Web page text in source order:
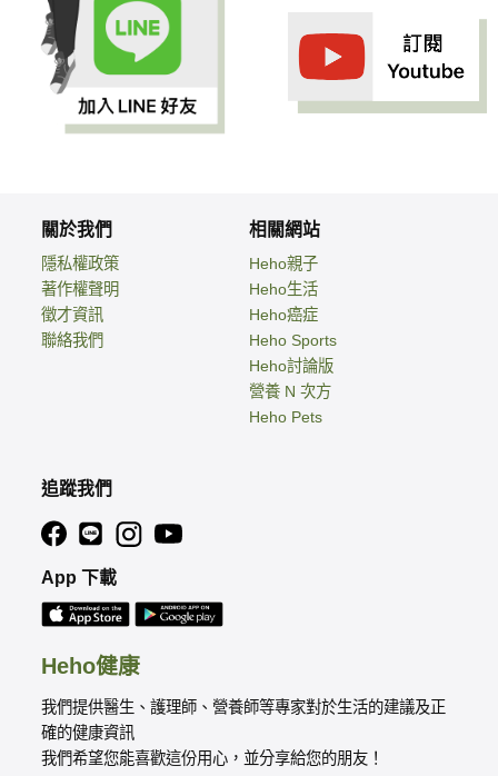
Heho健康
我們提供醫生、護理師、營養師等專家對於生活的建議及正
確的健康資訊
我們希望您能喜歡這份用心，並分享給您的朋友！
關於我們
隱私權政策
著作權聲明
徵才資訊
聯絡我們
相關網站
Heho親子
Heho生活
Heho癌症
Heho Sports
Heho討論版
營養 N 次方
Heho Pets
追蹤我們
App 下載